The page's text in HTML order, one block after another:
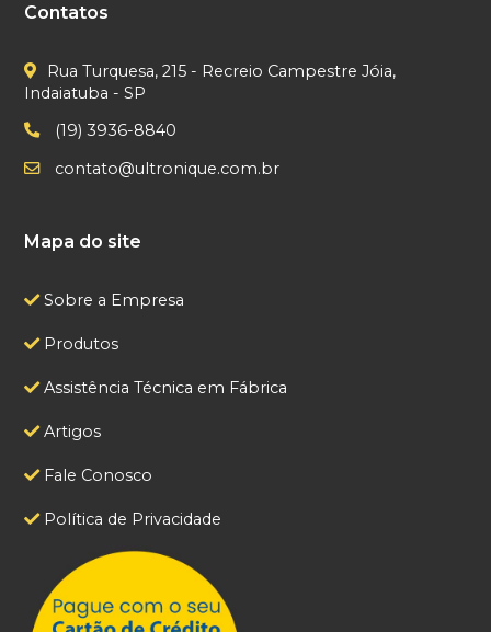
Contatos
Rua Turquesa, 215 - Recreio Campestre Jóia,
Indaiatuba - SP
(19) 3936-8840
contato@ultronique.com.br
Mapa do site
Sobre a Empresa
Produtos
Assistência Técnica em Fábrica
Artigos
Fale Conosco
Política de Privacidade